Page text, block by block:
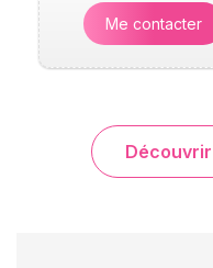
Me contacter